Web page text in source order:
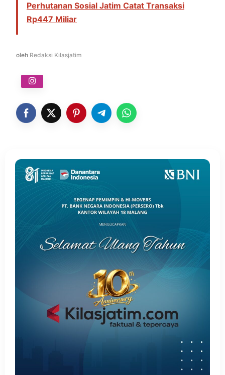
Perhutanan Sosial Jatim Catat Transaksi
Rp447 Miliar
oleh Redaksi Kilasjatim